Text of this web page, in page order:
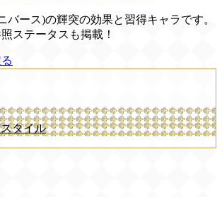
バース)の輝突の効果と習得キャラです。
ステータスも掲載！
タイル